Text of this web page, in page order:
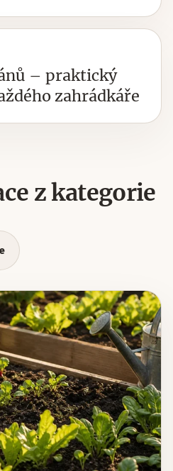
– praktický
zahrádkáře
z kategorie